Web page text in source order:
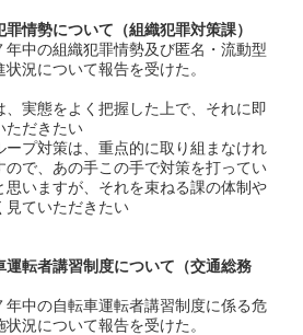
情勢について（組織犯罪対策課）
中の組織犯罪情勢及び匿名・流動型
況について報告を受けた。
、実態をよく把握した上で、それに即
ただきたい
ープ対策は、重点的に取り組まなけれ
ので、あの手この手で対策を打ってい
思いますが、それを束ねる課の体制や
見ていただきたい
転者講習制度について（交通総務
中の自転車運転者講習制度に係る危
況について報告を受けた。